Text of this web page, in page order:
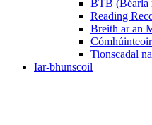
BTB (Béarla
Reading
Breith ar an
Tionscadal
Iar-bhunscoil